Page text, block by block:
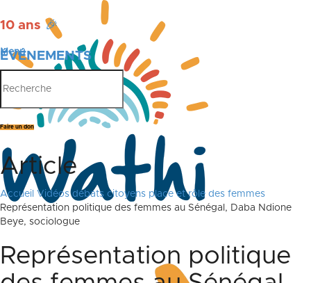
10 ans 🎉
ÉVÉNEMENTS
PUBLICATIONS
Menu
Faire un don
Article
Accueil
Vidéos débats citoyens place et rôle des femmes
Représentation politique des femmes au Sénégal, Daba Ndione
Beye, sociologue
Représentation politique